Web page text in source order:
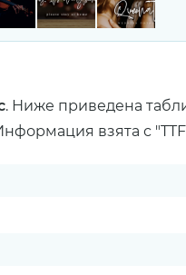
. Ниже приведена
взята с